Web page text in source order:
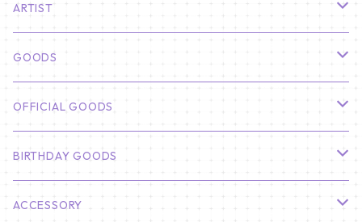
ARTIST
俳優
CHA EUN WOO
HYUNBIN
BTS
JIN
J-HOPE
SEVENTEEN
S.COUPS
Stray Kids
GOODS
カレンダー
壁掛けカレンダー
ミニ壁掛けカレンダー
フォトカードセット(60枚入り)
韓国語単語カード
OFFICIAL GOODS
LIGHT STICK
Light Stick Pouch
BT21
BIRTHDAY GOODS
01/01 WINTER
ACCESSORY